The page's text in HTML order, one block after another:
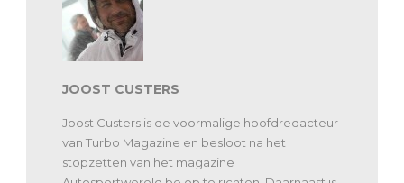
JOOST CUSTERS
Joost Custers is de voormalige hoofdredacteur
van Turbo Magazine en besloot na het
stopzetten van het magazine